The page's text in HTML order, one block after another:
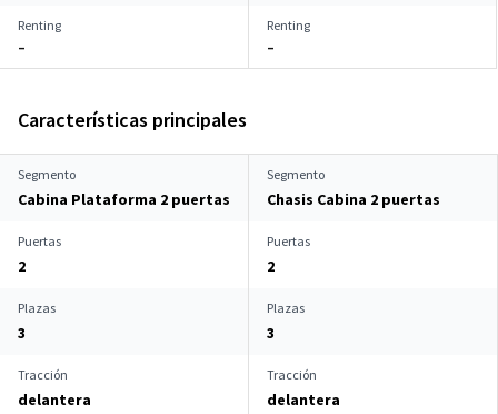
Renting
–
Renting
–
Características principales
Segmento
Cabina Plataforma 2 puertas
Segmento
Chasis Cabina 2 puertas
Puertas
2
Puertas
2
Plazas
3
Plazas
3
Tracción
delantera
Tracción
delantera